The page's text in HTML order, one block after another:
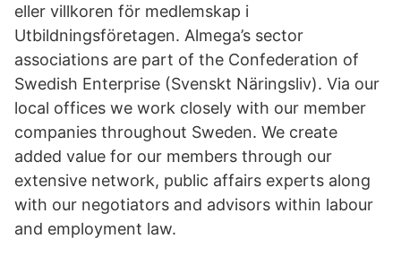
eller villkoren för medlemskap i
Utbildningsföretagen. Almega’s sector
associations are part of the Confederation of
Swedish Enterprise (Svenskt Näringsliv). Via our
local offices we work closely with our member
companies throughout Sweden. We create
added value for our members through our
extensive network, public affairs experts along
with our negotiators and advisors within labour
and employment law.